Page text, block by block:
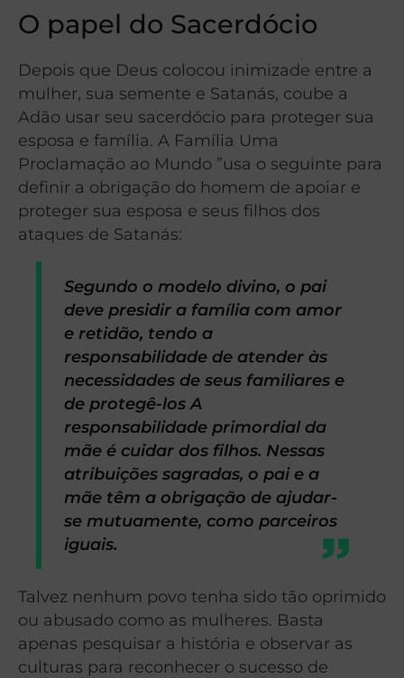
O papel do Sacerdócio
Depois que Deus colocou inimizade entre a
mulher, sua semente e Satanás, coube a
Adão usar seu sacerdócio para proteger sua
esposa e família. A Família Uma
Proclamação ao Mundo ”usa o seguinte para
definir a obrigação do homem de apoiar e
proteger sua esposa e seus filhos dos
ataques de Satanás:
Segundo o modelo divino, o pai
deve presidir a família com amor
e retidão, tendo a
responsabilidade de atender às
necessidades de seus familiares e
de protegê-los A
responsabilidade primordial da
mãe é cuidar dos filhos. Nessas
atribuições sagradas, o pai e a
mãe têm a obrigação de ajudar-
se mutuamente, como parceiros
iguais.
Talvez nenhum povo tenha sido tão oprimido
ou abusado como as mulheres. Basta
apenas pesquisar a história e observar as
culturas para reconhecer o sucesso de